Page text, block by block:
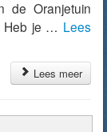
de Oranjetuin
Heb je … Lees
Lees meer